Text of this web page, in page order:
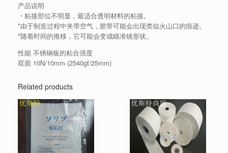
产品说明
・粘接部位不明显，最适合透明材料的粘接。
*由于制造过程中夹带空气，胶带可能会出现类似火山口的痕迹。
*随着时间的推移，它可能会变成瞄准镜形状。
性能 不锈钢板的粘合强度
双面 10N/10mm (2540gf/25mm)
Related products